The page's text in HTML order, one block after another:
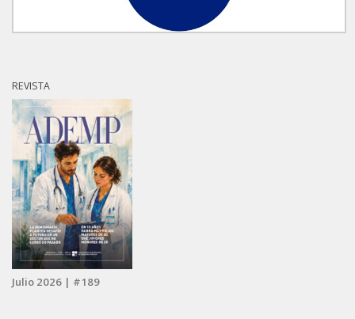
REVISTA
Julio 2026 | #189